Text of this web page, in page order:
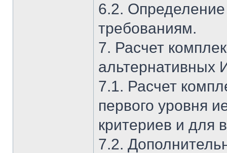
6.2.
требованиям.
7. Расчет
альтернативных
7.1. Расчет
первого уровня
критериев и для
7.2.